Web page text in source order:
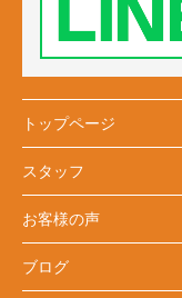
トップページ
スタッフ
お客様の声
ブログ